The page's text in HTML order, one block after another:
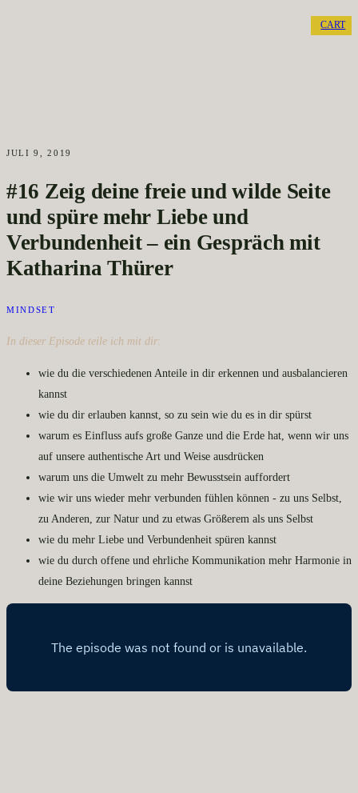
CART
JULI 9, 2019
#16 Zeig deine freie und wilde Seite
und spüre mehr Liebe und
Verbundenheit – ein Gespräch mit
Katharina Thürer
MINDSET
In dieser Episode teile ich mit dir:
wie du die verschiedenen Anteile in dir erkennen und ausbalancieren
kannst
wie du dir erlauben kannst, so zu sein wie du es in dir spürst
warum es Einfluss aufs große Ganze und die Erde hat, wenn wir uns
auf unsere authentische Art und Weise ausdrücken
warum uns die Umwelt zu mehr Bewusstsein auffordert
wie wir uns wieder mehr verbunden fühlen können - zu uns Selbst,
zu Anderen, zur Natur und zu etwas Größerem als uns Selbst
wie du mehr Liebe und Verbundenheit spüren kannst
wie du durch offene und ehrliche Kommunikation mehr Harmonie in
deine Beziehungen bringen kannst